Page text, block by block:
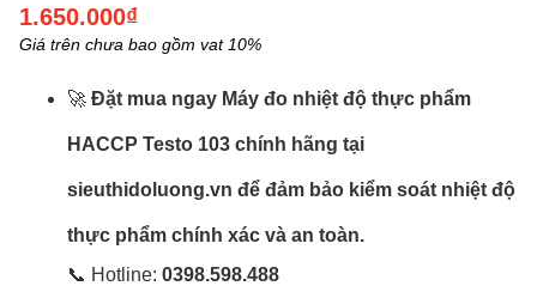
1.650.000₫
Giá trên chưa bao gồm vat 10%
🚀 Đặt mua ngay Máy đo nhiệt độ thực phẩm
HACCP Testo 103 chính hãng tại
sieuthidoluong.vn để đảm bảo kiểm soát nhiệt độ
thực phẩm chính xác và an toàn.
📞 Hotline: 0398.598.488